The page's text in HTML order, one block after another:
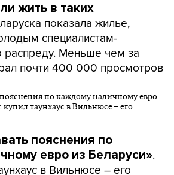
жить в таких
показала жилье,
специалистам-
распреду. Меньше чем за
почти 400 000 просмотров
пояснения по
евро из Беларуси».
в Вильнюсе – его